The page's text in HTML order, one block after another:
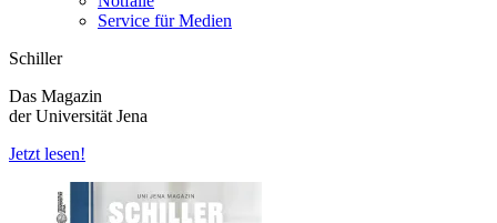
Service für Medien
Schiller
Das Magazin
der Universität Jena
Jetzt lesen!